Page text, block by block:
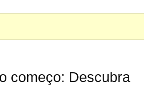
começo: Descubra